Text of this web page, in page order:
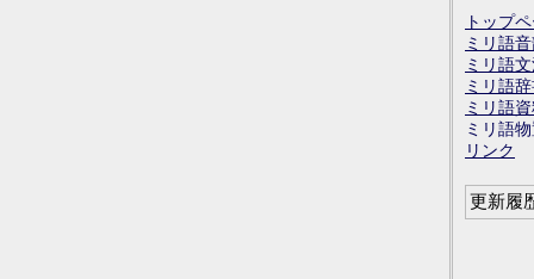
トップ
ミリ語
ミリ語
ミリ語
ミリ語
ミリ語
リンク
更新履